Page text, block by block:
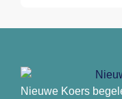
Nieuwe Koers